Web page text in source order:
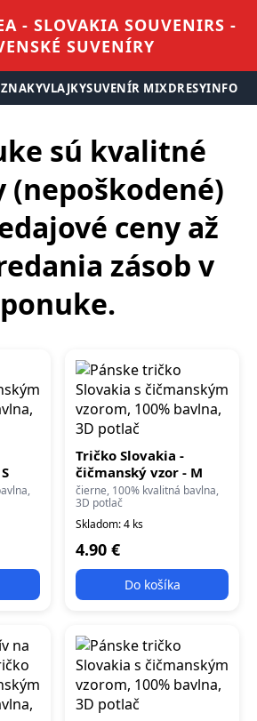
- SLOVAKIA SOUVENIRS -
SUVENÍRY
VLAJKYSUVENÍR MIXDRESYINFO
sú kvalitné
(nepoškodené)
ceny až
zásob v
ponuke.
Tričko Slovakia -
čičmanský vzor - M
čierne, 100% kvalitná bavlna,
3D potlač
Skladom: 4 ks
4.90 €
Do košíka